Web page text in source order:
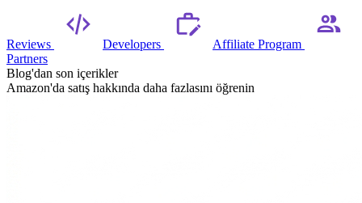
Reviews Developers
Affiliate Program
Partners
Blog'dan son içerikler
Amazon'da satış hakkında daha fazlasını öğrenin